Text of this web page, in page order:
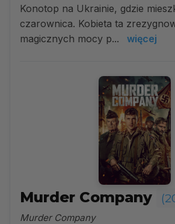
Konotop na Ukrainie, gdzie
czarownica. Kobieta ta
magicznych mocy p...
więcej
Murder Company
Murder Company